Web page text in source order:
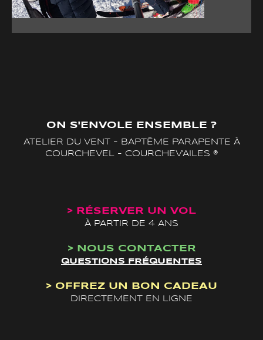
ON S'ENVOLE ENSEMBLE ?
ATELIER DU VENT - BAPTÊME PARAPENTE À
COURCHEVEL - COURCHEV'AILES ®
> RÉSERVER UN VOL
À PARTIR DE 4 ANS
> NOUS CONTACTER
QUESTIONS FRÉQUENTES
> OFFREZ UN BON CADEAU
DIRECTEMENT EN LIGNE